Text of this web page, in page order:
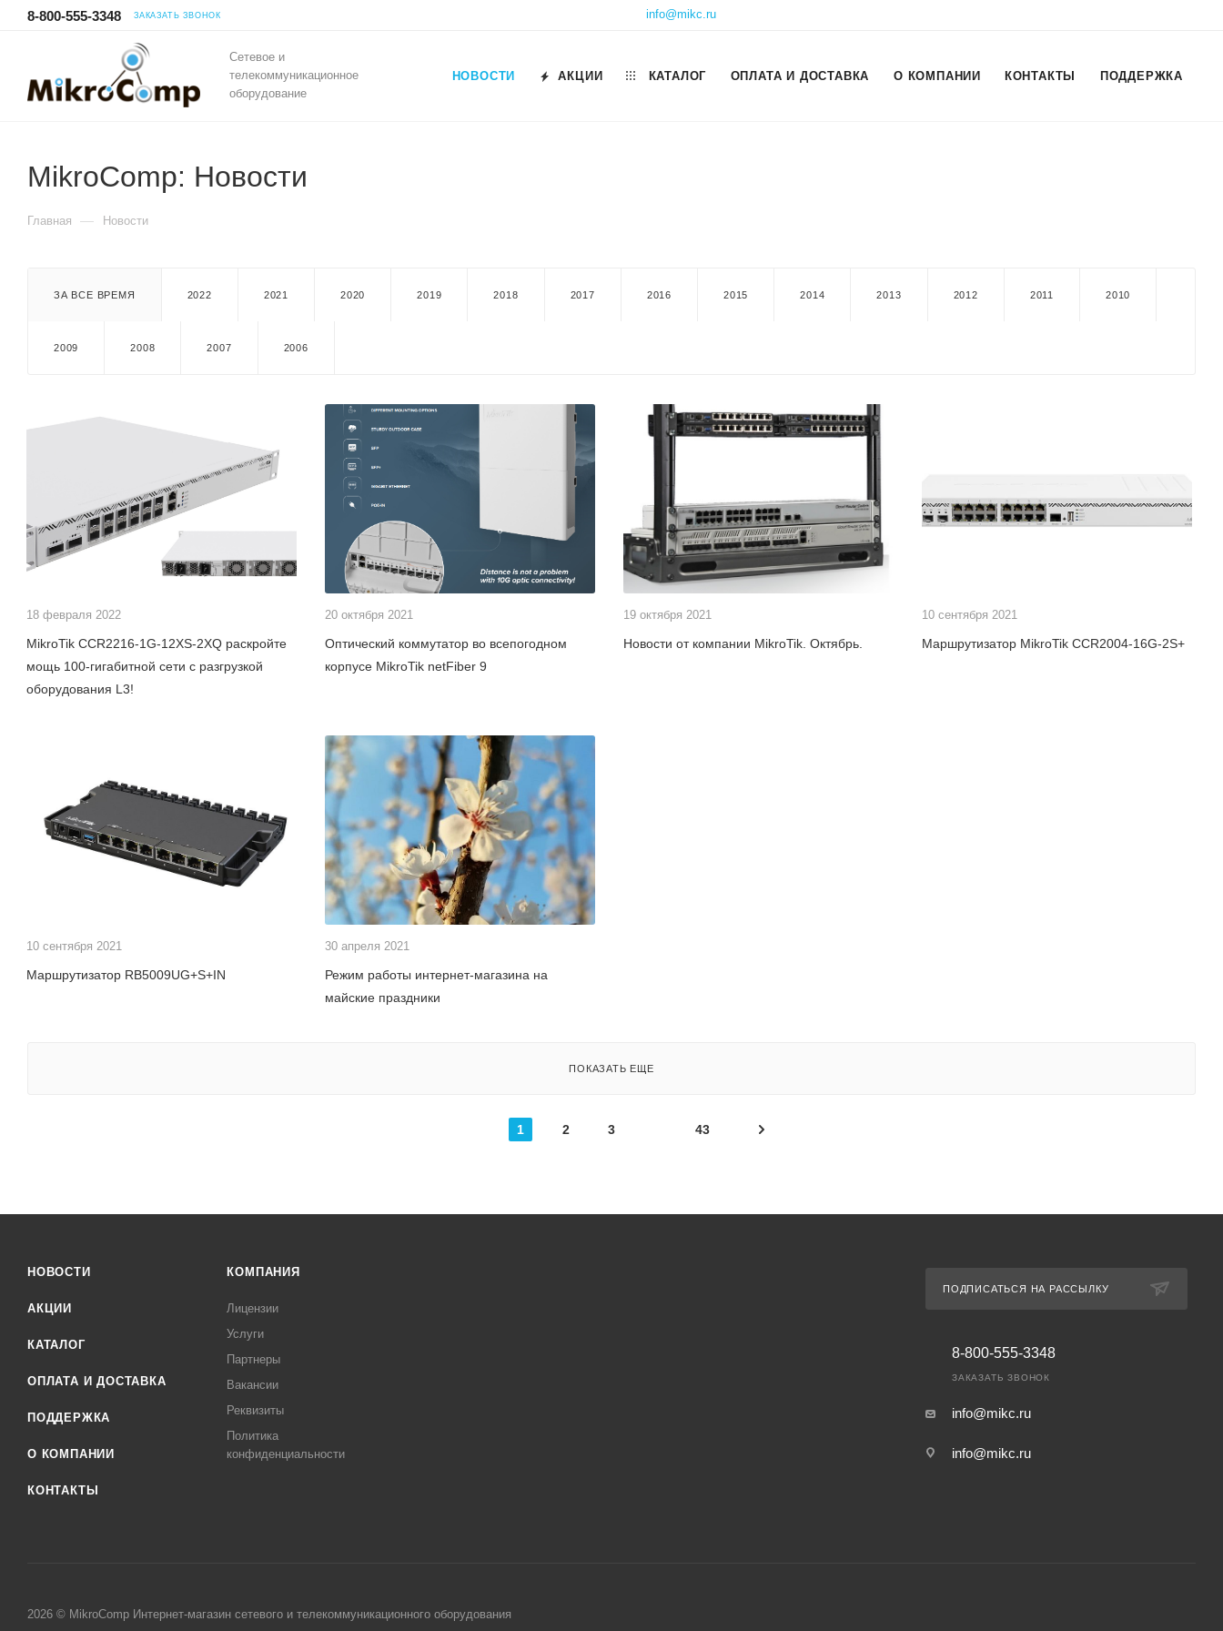
8-800-555-3348 ЗАКАЗАТЬ ЗВОНОК info@mikc.ru
Сетевое и
телекоммуникационное
оборудование
НОВОСТИ АКЦИИ КАТАЛОГ ОПЛАТА И ДОСТАВКА О КОМПАНИИ КОНТАКТЫ ПОДДЕРЖКА
MikroComp: Новости
Главная — Новости
ЗА ВСЕ ВРЕМЯ 2022 2021 2020 2019 2018 2017 2016 2015 2014 2013 2012 2011 2010
2009 2008 2007 2006
18 февраля 2022
MikroTik CCR2216-1G-12XS-2XQ раскройте
мощь 100-гигабитной сети с разгрузкой
оборудования L3!
20 октября 2021
Оптический коммутатор во всепогодном
корпусе MikroTik netFiber 9
19 октября 2021
Новости от компании MikroTik. Октябрь.
10 сентября 2021
Маршрутизатор MikroTik CCR2004-16G-2S+
10 сентября 2021
Маршрутизатор RB5009UG+S+IN
30 апреля 2021
Режим работы интернет-магазина на
майские праздники
ПОКАЗАТЬ ЕЩЕ
1 2 3 43
НОВОСТИ
АКЦИИ
КАТАЛОГ
ОПЛАТА И ДОСТАВКА
ПОДДЕРЖКА
О КОМПАНИИ
КОНТАКТЫ
КОМПАНИЯ
Лицензии
Услуги
Партнеры
Вакансии
Реквизиты
Политика
конфиденциальности
ПОДПИСАТЬСЯ НА РАССЫЛКУ
8-800-555-3348
ЗАКАЗАТЬ ЗВОНОК
info@mikc.ru
info@mikc.ru
2026 © MikroComp Интернет-магазин сетевого и телекоммуникационного оборудования